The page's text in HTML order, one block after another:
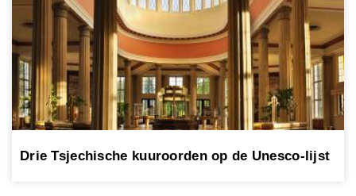
Drie Tsjechische kuuroorden op de Unesco-lijst